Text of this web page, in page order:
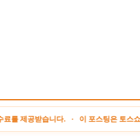
. · 이 포스팅은 토스쇼핑 쉐어링